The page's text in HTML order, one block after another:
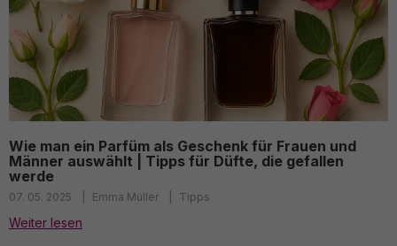
Wie man ein Parfüm als Geschenk für Frauen und
Männer auswählt | Tipps für Düfte, die gefallen
werde
07. 05. 2025 Emma Müller Tipps
Weiter lesen